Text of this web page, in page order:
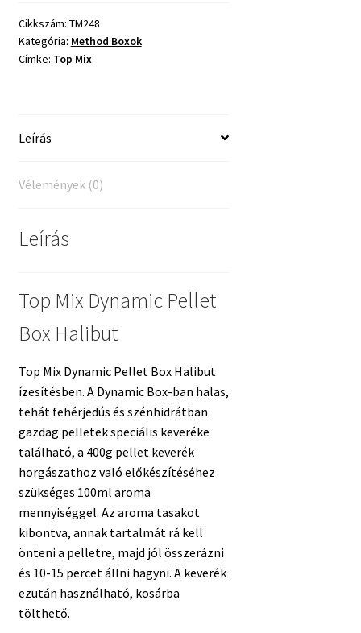
Box
Halibut
-
Cikkszám: TM248
Kategória: Method Boxok
Címke: Top Mix
Leírás
Vélemények (0)
Leírás
Top Mix Dynamic Pellet
Box Halibut
Top Mix Dynamic Pellet Box Halibut
ízesítésben. A Dynamic Box-ban halas,
tehát fehérjedús és szénhidrátban
gazdag pelletek speciális keveréke
található, a 400g pellet keverék
horgászathoz való előkészítéséhez
szükséges 100ml aroma
mennyiséggel. Az aroma tasakot
kibontva, annak tartalmát rá kell
önteni a pelletre, majd jól összerázni
és 10-15 percet állni hagyni. A keverék
ezután használható, kosárba
tölthető.